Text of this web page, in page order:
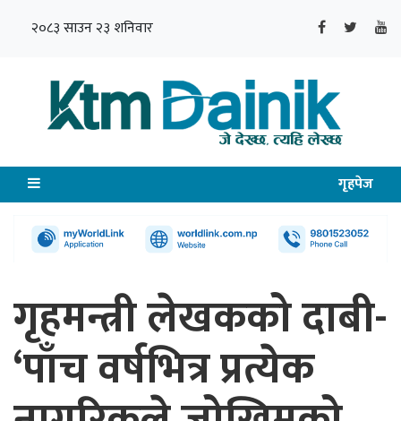
२०८३ साउन २३ शनिवार
गृहपेज
गृहमन्त्री लेखकको दाबी-
‘पाँच वर्षभित्र प्रत्येक